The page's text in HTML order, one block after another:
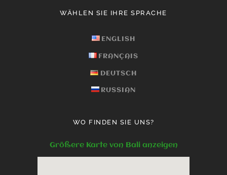
WÄHLEN SIE IHRE SPRACHE
ENGLISH
FRANÇAIS
DEUTSCH
RUSSIAN
WO FINDEN SIE UNS?
Größere Karte von Bali anzeigen